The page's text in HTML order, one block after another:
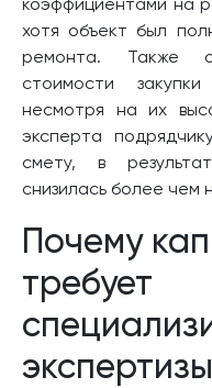
хотя объект был
ремонта. Также
стоимости
несмотря на их
эксперта
смету, в
снизилась более чем
Почему
требует
экспертизы